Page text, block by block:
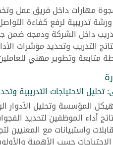
مهارات داخل فريق عمل
تدريبية لرفع كفاءة
داخل الشركة ودمجه ضمن
التدريب وتحديد مؤشرات
متابعة وتطوير مهني
تحليل الاحتياجات التدريبية
المؤسسة وتحليل الأدوار
أداء الموظفين لتحديد
واستبيانات مع المعنيين
حسب الأهمية